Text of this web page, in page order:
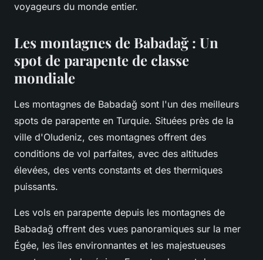
voyageurs du monde entier.
Les montagnes de Babadağ : Un
spot de parapente de classe
mondiale
Les montagnes de Babadağ sont l'un des meilleurs
spots de parapente en Turquie. Situées près de la
ville d'Oludeniz, ces montagnes offrent des
conditions de vol parfaites, avec des altitudes
élevées, des vents constants et des thermiques
puissants.
Les vols en parapente depuis les montagnes de
Babadağ offrent des vues panoramiques sur la mer
Égée, les îles environnantes et les majestueuses